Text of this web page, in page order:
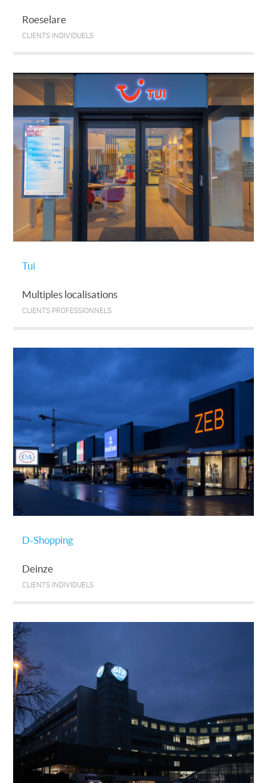
Roeselare
CLIENTS INDIVIDUELS
Tui
Multiples localisations
CLIENTS PROFESSIONNELS
D-Shopping
Deinze
CLIENTS INDIVIDUELS